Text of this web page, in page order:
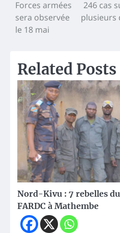
l’article
Forces armées
sera observée
le 18 mai
246 cas
plusieurs
Related Posts
Nord-Kivu : 7 rebelles
FARDC à Mathembe